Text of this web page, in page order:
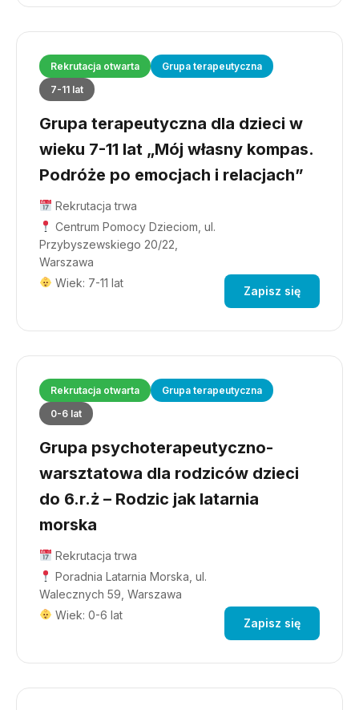
Rekrutacja otwarta
Grupa terapeutyczna
7-11 lat
Grupa terapeutyczna dla dzieci w
wieku 7-11 lat „Mój własny kompas.
Podróże po emocjach i relacjach”
Rekrutacja trwa
Centrum Pomocy Dzieciom, ul.
Przybyszewskiego 20/22,
Warszawa
Wiek: 7-11 lat
Zapisz się
Rekrutacja otwarta
Grupa terapeutyczna
0-6 lat
Grupa psychoterapeutyczno-
warsztatowa dla rodziców dzieci
do 6.r.ż – Rodzic jak latarnia
morska
Rekrutacja trwa
Poradnia Latarnia Morska, ul.
Walecznych 59, Warszawa
Wiek: 0-6 lat
Zapisz się